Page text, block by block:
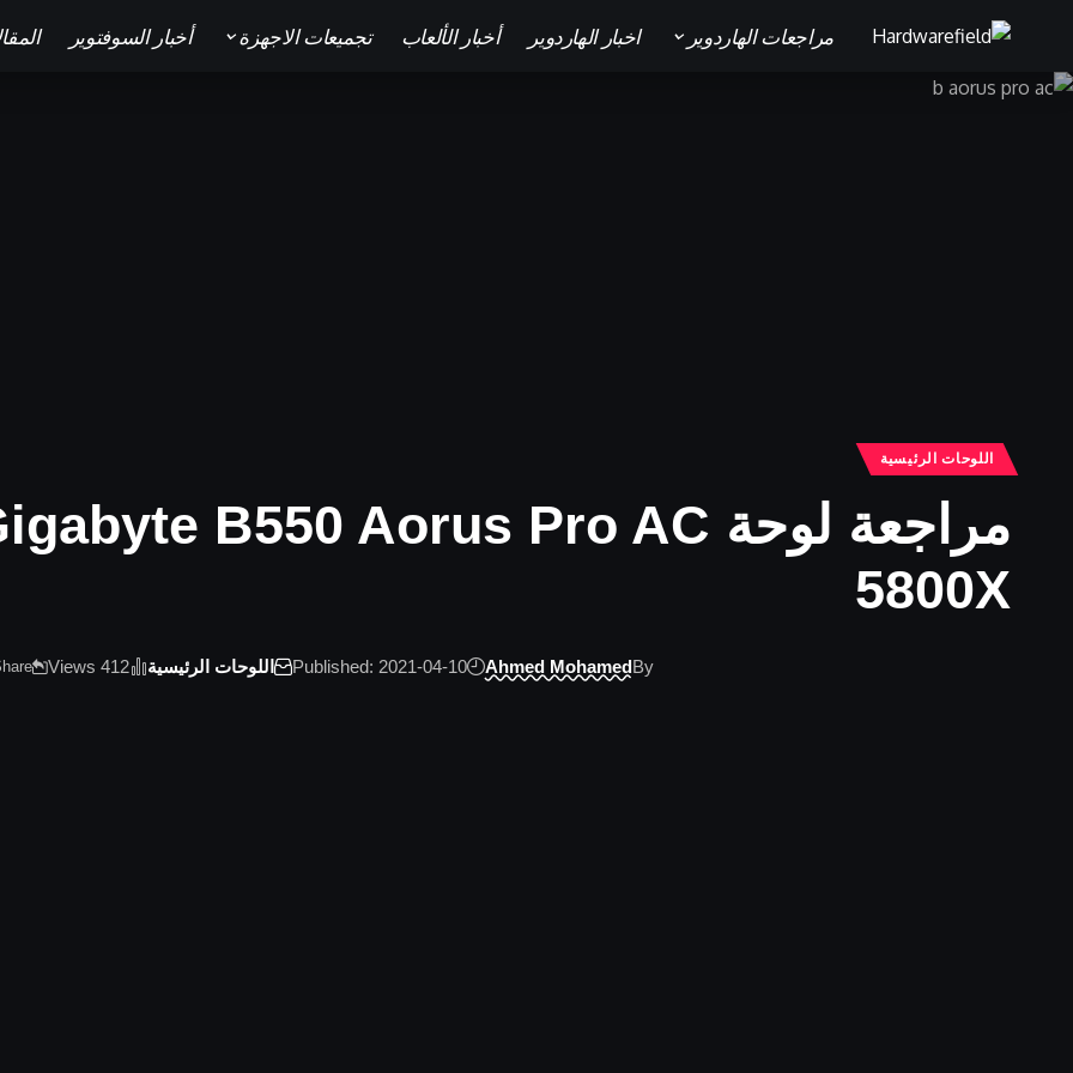
مراجعات الهاردوير اخبار الهاردوير أخبار الألعاب تجميعات الاجهزة أخبار السوفتوير
اللوحات الرئيسية
5800X
By
Ahmed Mohamed
Published: 2021-04-10 اللوحات الرئيسية 412 Views